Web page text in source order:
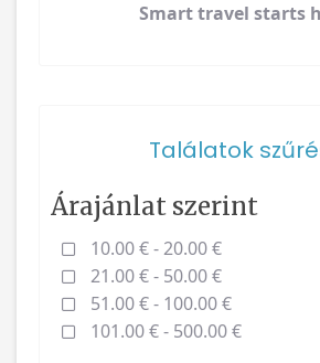
Smart travel starts
Találatok
Árajánlat szerint
10.00 € - 20.00 €
21.00 € - 50.00 €
51.00 € - 100.00 €
101.00 € - 500.00 €